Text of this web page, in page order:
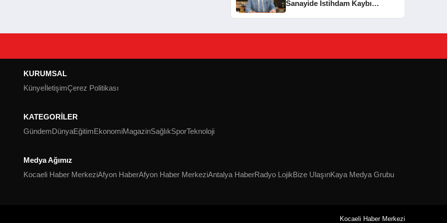
Sanayide İstihdam Kaybı
KURUMSAL
KünyeİletişimÇerez Politikası
KATEGORİLER
GündemDünyaEğitimEkonomiMagazinSağlıkSporTeknoloji
Medya Ağımız
Kocaeli Haber MerkeziAfyon HaberAfyon Haber MerkeziAntalya HaberRadyo LojikBize UlaşınKaya Medya Grubu
Kocaeli Haber Merkezi